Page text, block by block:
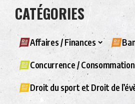
CATÉGORIES
Affaires / Finances
Concurrence /
Droit du sport et Droit de